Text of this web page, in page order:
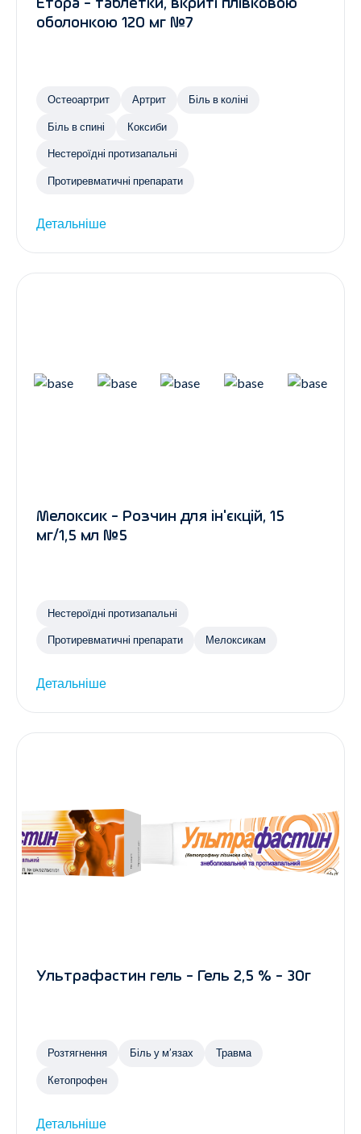
Етора - таблетки, вкриті плівковою
оболонкою 120 мг №7
Остеоартрит Артрит Біль в коліні
Біль в спині Коксиби
Нестероїдні протизапальні
Протиревматичні препарати
Детальніше
Мелоксик - Розчин для ін'єкцій, 15
мг/1,5 мл №5
Нестероїдні протизапальні
Протиревматичні препарати Мелоксикам
Детальніше
Ультрафастин гель - Гель 2,5 % - 30г
Розтягнення Біль у м’язах Травма
Кетопрофен
Детальніше